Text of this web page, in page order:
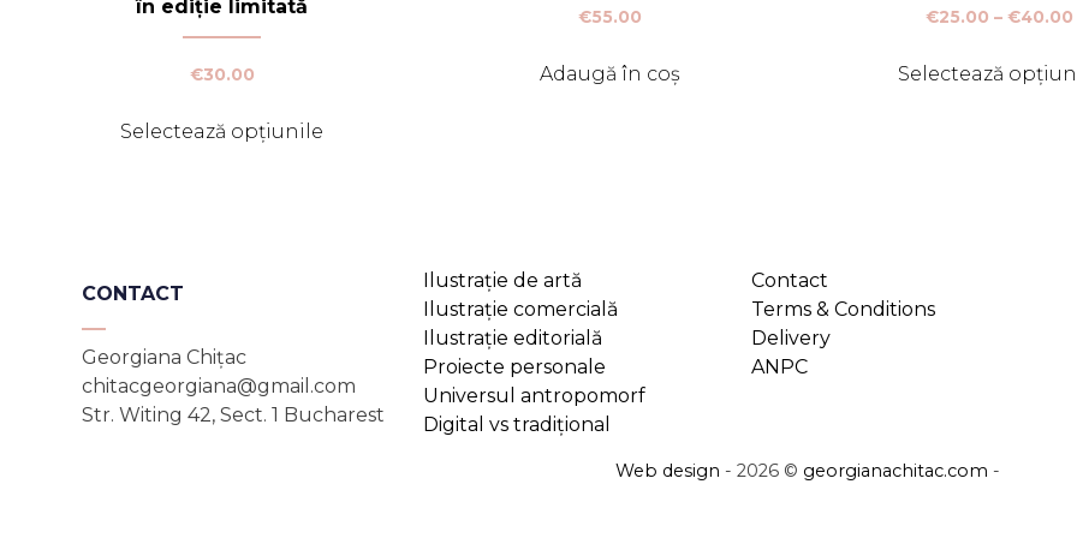
în ediție limitată
€30.00
Selectează opțiunile
Opțiunile
în
pagina
€55.00
Adaugă în coș
€25.00 – €40.00
Selectează
CONTACT
Georgiana Chițac
chitacgeorgiana@gmail.com
Str. Witing 42, Sect. 1 Bucharest
Ilustrație de artă
Ilustrație comercială
Ilustrație editorială
Proiecte personale
Universul antropomorf
Digital vs tradițional
Contact
Terms & Conditions
Delivery
ANPC
Web design - 2026 © georgianachitac.com -